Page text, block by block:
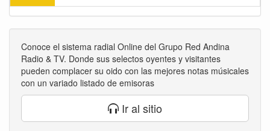
Conoce el sistema radial Online del Grupo Red Andina
Radio & TV. Donde sus selectos oyentes y visitantes
pueden complacer su oido con las mejores notas músicales
con un variado listado de emisoras
Ir al sitio